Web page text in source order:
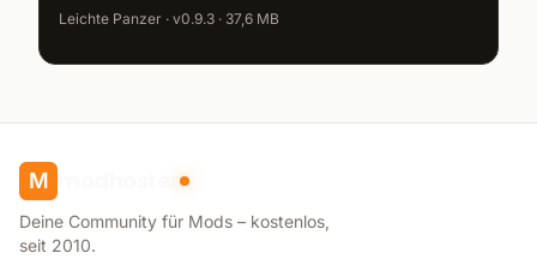
Leichte Panzer · v0.9.3 · 37,6 MB
M
Deine Community für Mods – kostenlos,
seit 2010.